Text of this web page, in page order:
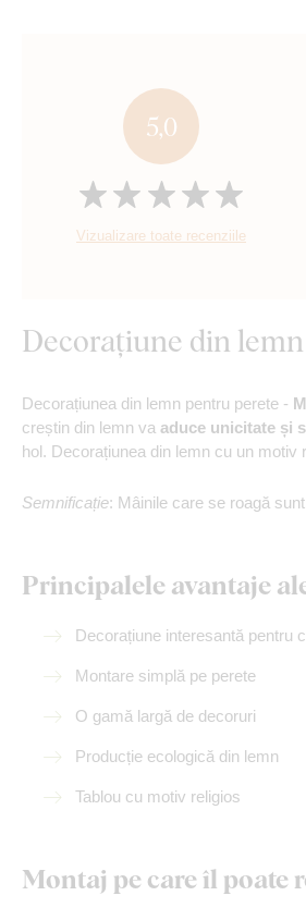
5,0
Vizualizare toate recenziile
Decorațiune din
Decorațiunea din lemn pentru perete -
creștin din lemn va aduce unicitate și
hol. Decorațiunea din lemn cu un
Semnificație: Mâinile care se roagă
Principalele avantaje
Decorațiune interesantă pentru
Montare simplă pe perete
O gamă largă de decoruri
Producție ecologică din lemn
Tablou cu motiv religios
Montaj pe care îl poate